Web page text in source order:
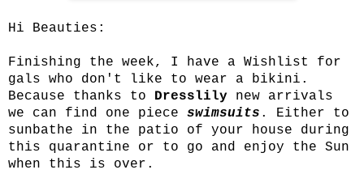
Hi Beauties:
Finishing the week, I have a Wishlist for
gals who don't like to wear a bikini.
Because thanks to Dresslily new arrivals
we can find one piece swimsuits . Either to
sunbathe in the patio of your house during
this quarantine or to go and enjoy the Sun
when this is over.